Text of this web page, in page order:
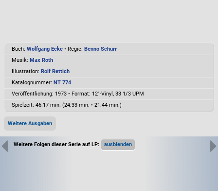
Buch: Wolfgang Ecke • Regie: Benno Schurr
Musik: Max Roth
Illustration: Rolf Rettich
Katalognummer: NT 774
Veröffentlichung: 1973 • Format: 12"-Vinyl, 33 1/3 UPM
Spielzeit: 46:17 min. (24:33 min. • 21:44 min.)
Weitere Ausgaben
Weitere Folgen dieser Serie auf LP: